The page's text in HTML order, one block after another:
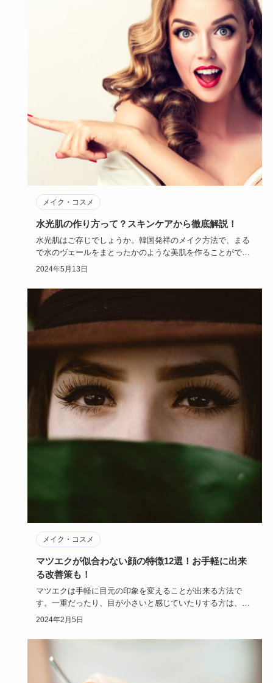
メイク・コスメ
水光肌の作り方って？スキンケアから徹底解説！
水光肌はご存じでしょうか。韓国発祥のメイク方法で、まる
で水のヴェールをまとったかのような美肌を作ることができ
るんです。今回…
2024年5月13日
メイク・コスメ
マツエクが似合わない顔の特徴12選！お手軽に出来
る改善策も！
マツエクは手軽に目元の印象を変えることが出来る方法で
す。一重だったり、目が小さいと感じていたりする方は、マ
ツエクで目元の印…
2024年2月5日